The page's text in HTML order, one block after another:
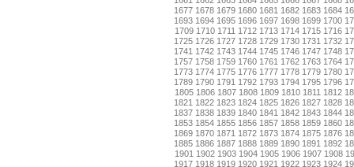
1677 1678 1679 1680 1681 1682 1683 1684
1693 1694 1695 1696 1697 1698 1699 1700
1709 1710 1711 1712 1713 1714 1715 1716
1725 1726 1727 1728 1729 1730 1731 1732
1741 1742 1743 1744 1745 1746 1747 1748
1757 1758 1759 1760 1761 1762 1763 1764
1773 1774 1775 1776 1777 1778 1779 1780
1789 1790 1791 1792 1793 1794 1795 1796
1805 1806 1807 1808 1809 1810 1811 1812
1821 1822 1823 1824 1825 1826 1827 1828
1837 1838 1839 1840 1841 1842 1843 1844
1853 1854 1855 1856 1857 1858 1859 1860
1869 1870 1871 1872 1873 1874 1875 1876
1885 1886 1887 1888 1889 1890 1891 1892
1901 1902 1903 1904 1905 1906 1907 1908
1917 1918 1919 1920 1921 1922 1923 1924